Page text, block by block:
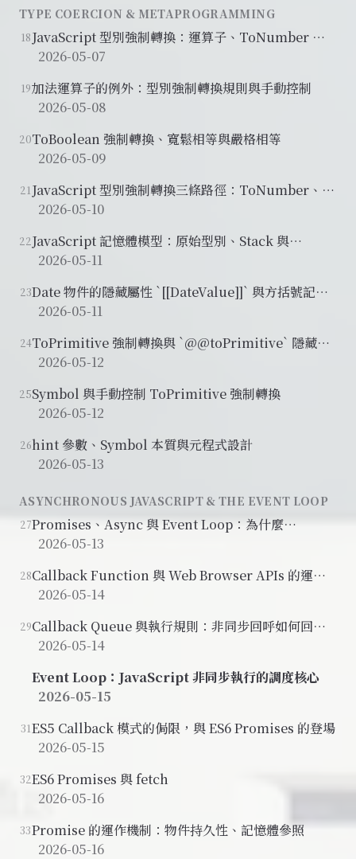
TYPE COERCION & METAPROGRAMMING
18JavaScript 型別強制轉換：運算子、ToNumber 與
DOM 字串
2026-05-07
19加法運算子的例外：型別強制轉換規則與手動控制
2026-05-08
20ToBoolean 強制轉換、寬鬆相等與嚴格相等
2026-05-09
21 JavaScript 型別強制轉換三條路徑：ToNumber、
ToString、ToBoolean
2026-05-10
22JavaScript 記憶體模型：原始型別、Stack 與
Heap、物件參考比較
2026-05-11
23Date 物件的隱藏屬性 `[[DateValue]]` 與方括號記法
動態存取
2026-05-11
24ToPrimitive 強制轉換與 `@@toPrimitive` 隱藏屬
性
2026-05-12
25Symbol 與手動控制 ToPrimitive 強制轉換
2026-05-12
26hint 參數、Symbol 本質與元程式設計
2026-05-13
ASYNCHRONOUS JAVASCRIPT & THE EVENT LOOP
27Promises、Async 與 Event Loop：為什麼
JavaScript 需要非同步機制
2026-05-13
28Callback Function 與 Web Browser APIs 的運作
原理
2026-05-14
29Callback Queue 與執行規則：非同步回呼如何回到
JavaScript
2026-05-14
Event Loop：JavaScript 非同步執行的調度核心
2026-05-15
31ES5 Callback 模式的侷限，與 ES6 Promises 的登場
2026-05-15
32ES6 Promises 與 fetch
2026-05-16
33Promise 的運作機制：物件持久性、記憶體參照
2026-05-16